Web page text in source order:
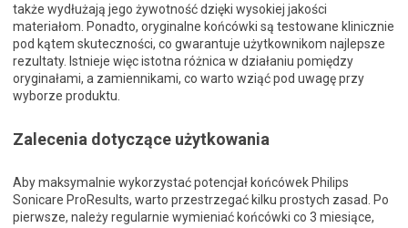
także wydłużają jego żywotność dzięki wysokiej jakości
materiałom. Ponadto, oryginalne końcówki są testowane klinicznie
pod kątem skuteczności, co gwarantuje użytkownikom najlepsze
rezultaty. Istnieje więc istotna różnica w działaniu pomiędzy
oryginałami, a zamiennikami, co warto wziąć pod uwagę przy
wyborze produktu.
Zalecenia dotyczące użytkowania
Aby maksymalnie wykorzystać potencjał końcówek Philips
Sonicare ProResults, warto przestrzegać kilku prostych zasad. Po
pierwsze, należy regularnie wymieniać końcówki co 3 miesiące,